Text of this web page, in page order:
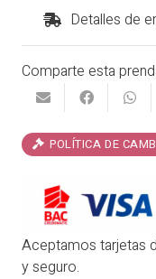
Detalles de
Comparte esta
POLÍTICA DE
Aceptamos tarjetas
y seguro.